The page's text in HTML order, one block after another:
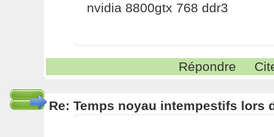
nvidia 8800gtx 768 ddr3
Répondre
Re: Temps noyau intempestifs lors